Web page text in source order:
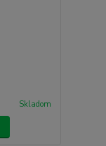
Skladom